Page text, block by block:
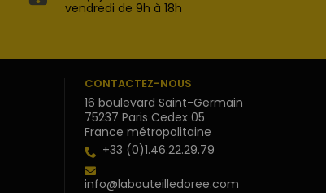
vendredi de 9h à 18h
CONTACTEZ-NOUS
16 boulevard Saint-Germain
75237 Paris Cedex 05
France métropolitaine
+33 (0)1.46.22.29.79
info@labouteilledoree.com